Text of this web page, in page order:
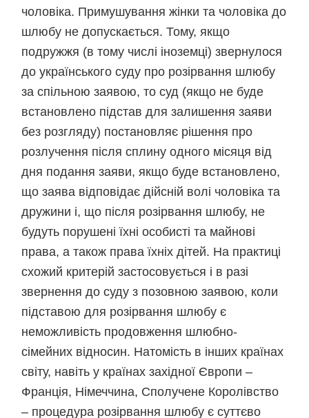
чоловіка. Примушування жінки та чоловіка до
шлюбу не допускається. Тому, якщо
подружжя (в тому числі іноземці) звернулося
до українського суду про розірвання шлюбу
за спільною заявою, то суд (якщо не буде
встановлено підстав для залишення заяви
без розгляду) постановляє рішення про
розлучення після сплину одного місяця від
дня подання заяви, якщо буде встановлено,
що заява відповідає дійсній волі чоловіка та
дружини і, що після розірвання шлюбу, не
будуть порушені їхні особисті та майнові
права, а також права їхніх дітей. На практиці
схожий критерій застосовується і в разі
звернення до суду з позовною заявою, коли
підставою для розірвання шлюбу є
неможливість продовження шлюбно-
сімейних відносин. Натомість в інших країнах
світу, навіть у країнах західної Європи –
Франція, Німеччина, Сполучене Королівство
– процедура розірвання шлюбу є суттєво